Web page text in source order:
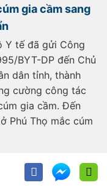
gia cầm sang
Y tế đã gửi Công
BYT-DP đến Chủ
dân tỉnh, thành
cường công tác
gia cầm. Đến
Phú Thọ mắc cúm